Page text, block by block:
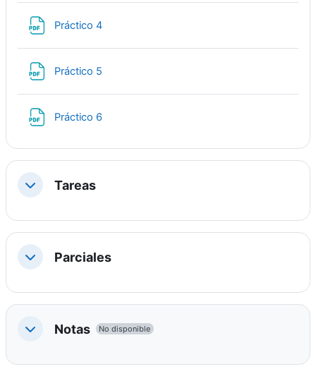
Práctico 4
Práctico 5
Práctico 6
ColapsarTareas
ColapsarParciales
ColapsarNotas No disponible